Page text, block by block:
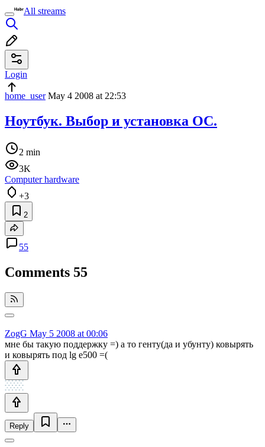
All streams
Login
home_userMay 4 2008 at 22:53
Ноутбук. Выбор и установка ОС.
2 min
3K
Computer hardware
+3
2
55
Comments 55
ZogG May 5 2008 at 00:06
мне бы такую поддержку =) а то генту(да и убунту) ковырять
и ковырять под lg e500 =(
Reply